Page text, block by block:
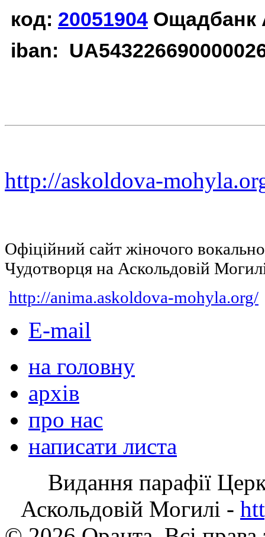
код: 20051904 Ощадбанк
iban:
http://askoldova-
Офіційний сайт жіночого
Чудотворця на Аскольдовій
http://anima.askoldova-mohyla.org/
E-mail
на головну
архів
про нас
написати листа
Видання парафії
Аскольдовій Могилі -